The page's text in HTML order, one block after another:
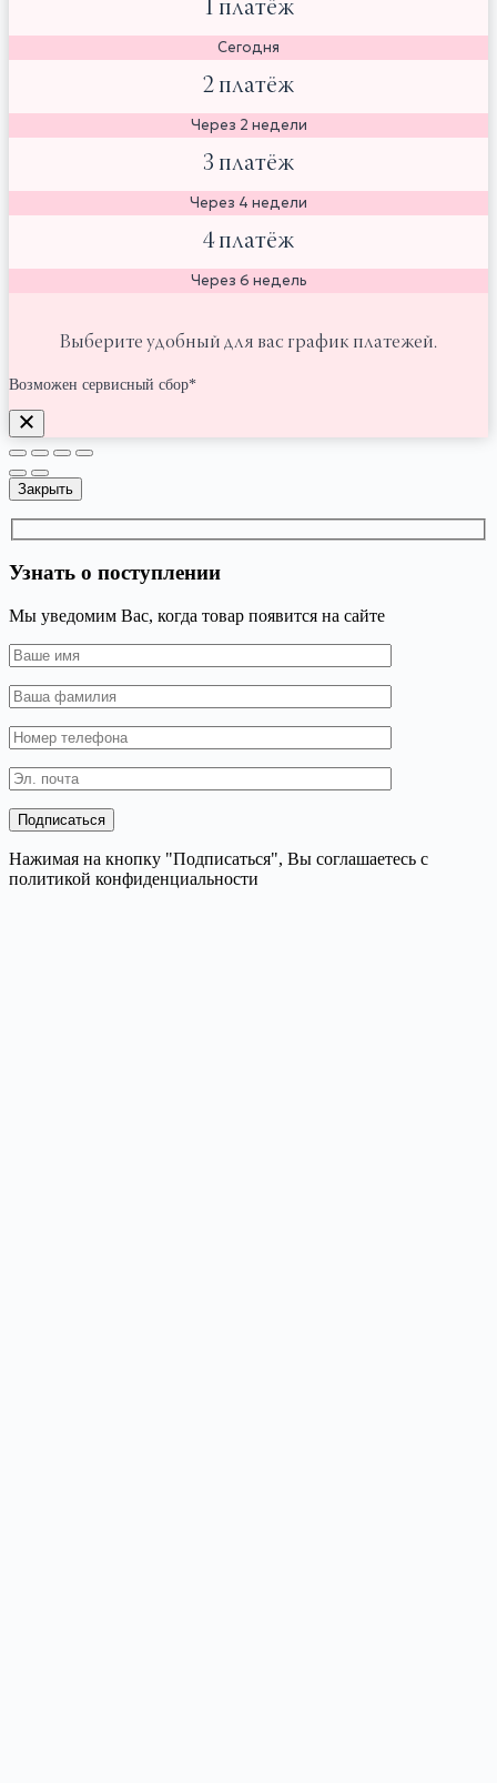
1 платёж
Сегодня
2 платёж
Через 2 недели
3 платёж
Через 4 недели
4 платёж
Через 6 недель
Выберите удобный для вас график платежей.
Возможен сервисный сбор*
Закрыть
Узнать о поступлении
Мы уведомим Вас, когда товар появится на сайте
Нажимая на кнопку "Подписаться", Вы соглашаетесь с
политикой конфиденциальности